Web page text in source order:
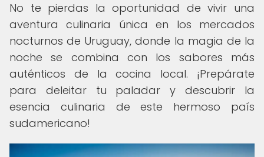
No te pierdas la oportunidad de vivir una
aventura culinaria única en los mercados
nocturnos de Uruguay, donde la magia de la
noche se combina con los sabores más
auténticos de la cocina local. ¡Prepárate
para deleitar tu paladar y descubrir la
esencia culinaria de este hermoso país
sudamericano!